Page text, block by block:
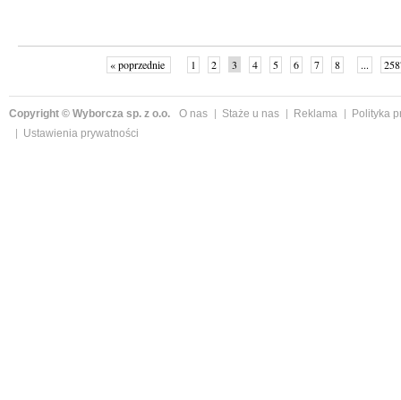
« poprzednie 1 2 3 4 5 6 7 8 ...
Copyright © Wyborcza sp. z o.o. O nas Staże u nas Reklama
Polityka
Ustawienia prywatności